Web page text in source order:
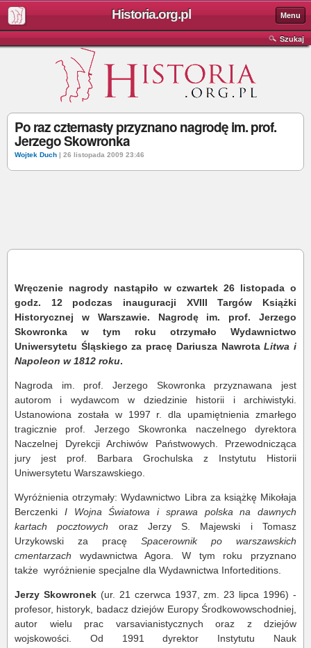
Historia.org.pl Menu
Szukaj
Po raz czternasty przyznano nagrodę im. prof.
Jerzego Skowronka
Wojtek Duch | 26 listopada 2009 23:46
Wręczenie nagrody nastąpiło w czwartek 26 listopada o
godz. 12 podczas inauguracji XVIII Targów Książki
Historycznej w Warszawie. Nagrodę im. prof. Jerzego
Skowronka w tym roku otrzymało Wydawnictwo
Uniwersytetu Śląskiego za pracę Dariusza NawrotaLitwa i
Napoleon w 1812 roku.
Nagroda im. prof. Jerzego Skowronka przyznawana jest
autorom i wydawcom w dziedzinie historii i archiwistyki.
Ustanowiona została w 1997 r. dla upamiętnienia zmarłego
tragicznie prof. Jerzego Skowronka naczelnego dyrektora
Naczelnej Dyrekcji Archiwów Państwowych. Przewodnicząca
jury jest prof. Barbara Grochulska z Instytutu Historii
Uniwersytetu Warszawskiego.
Wyróżnienia otrzymały: Wydawnictwo Libra za książkę Mikołaja
Berczenki I Wojna Światowa i sprawa polska na dawnych
kartach pocztowych oraz Jerzy S. Majewski i Tomasz
Urzykowski za pracę Spacerownik po warszawskich
cmentarzach wydawnictwa Agora. W tym roku przyznano
także wyróżnienie specjalne dla Wydawnictwa Inforteditions.
Jerzy Skowronek(ur. 21 czerwca 1937, zm. 23 lipca 1996) -
profesor, historyk, badacz dziejów Europy Środkowowschodniej,
autor wielu prac varsavianistycznych oraz z dziejów
wojskowości. Od 1991 dyrektor Instytutu Nauk